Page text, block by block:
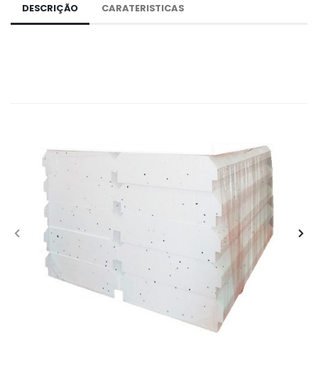
DESCRIÇÃO CARATERISTICAS